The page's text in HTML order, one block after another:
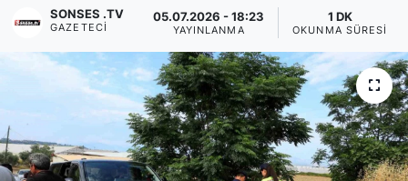
SONSES .TV
GAZETECI
05.07.2026 - 18:23
YAYINLANMA
1 DK
OKUNMA SÜRESI
SAĞLIK
Siyaset
YEREL HABER
Haberde insan
Haber Arşivi